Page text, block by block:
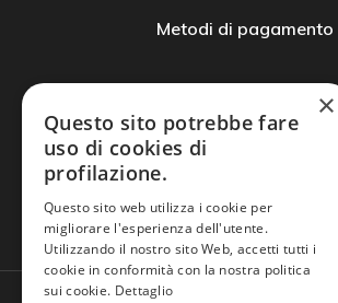
Metodi di pagamento
Domande frequenti
×
Questo sito potrebbe fare
uso di cookies di
profilazione.
Questo sito web utilizza i cookie per
migliorare l'esperienza dell'utente.
Utilizzando il nostro sito Web, accetti tutti i
cookie in conformità con la nostra politica
sui cookie. Dettaglio